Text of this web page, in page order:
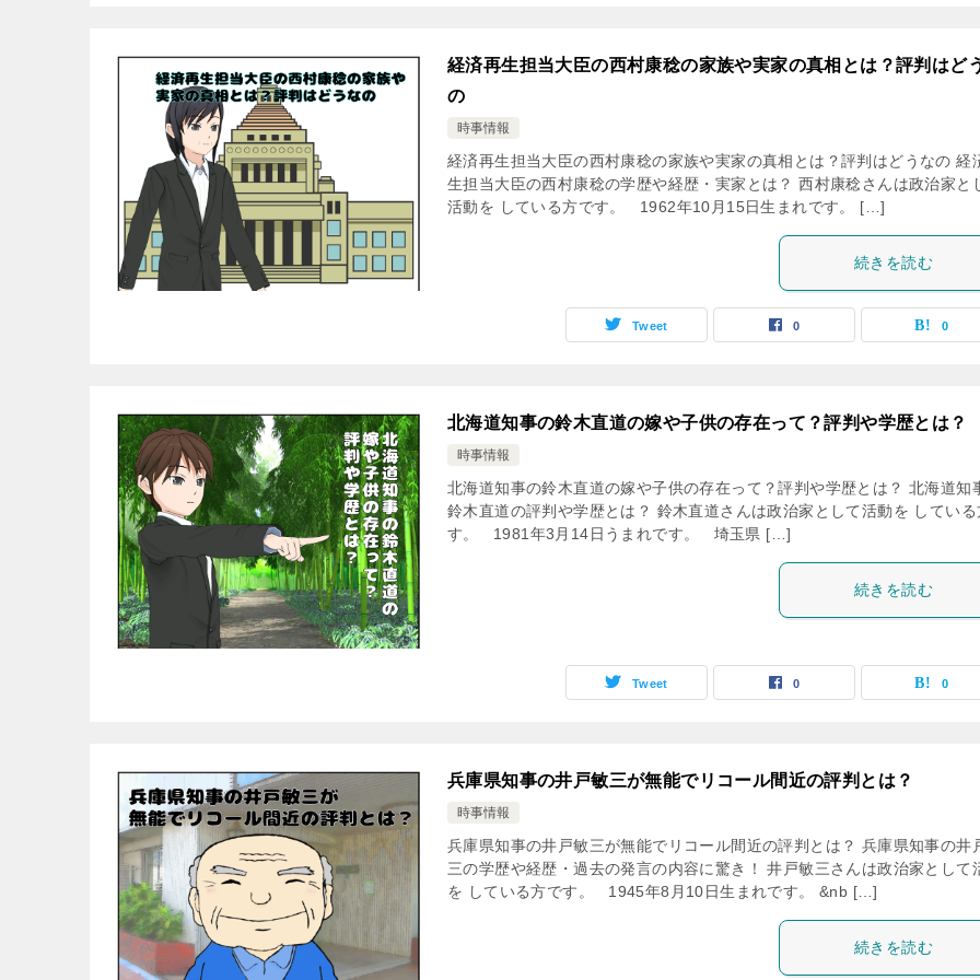
経済再生担当大臣の西村康稔の家族や実家の真相とは？評判はど
の
時事情報
経済再生担当大臣の西村康稔の家族や実家の真相とは？評判はどうなの 経
生担当大臣の西村康稔の学歴や経歴・実家とは？ 西村康稔さんは政治家と
活動を している方です。 1962年10月15日生まれです。 […]
続きを読む
Tweet 0 0
北海道知事の鈴木直道の嫁や子供の存在って？評判や学歴とは？
時事情報
北海道知事の鈴木直道の嫁や子供の存在って？評判や学歴とは？ 北海道知
鈴木直道の評判や学歴とは？ 鈴木直道さんは政治家として活動を している
す。 1981年3月14日うまれです。 埼玉県 […]
続きを読む
Tweet 0 0
兵庫県知事の井戸敏三が無能でリコール間近の評判とは？
時事情報
兵庫県知事の井戸敏三が無能でリコール間近の評判とは？ 兵庫県知事の井
三の学歴や経歴・過去の発言の内容に驚き！ 井戸敏三さんは政治家として
を している方です。 1945年8月10日生まれです。 &nb […]
続きを読む